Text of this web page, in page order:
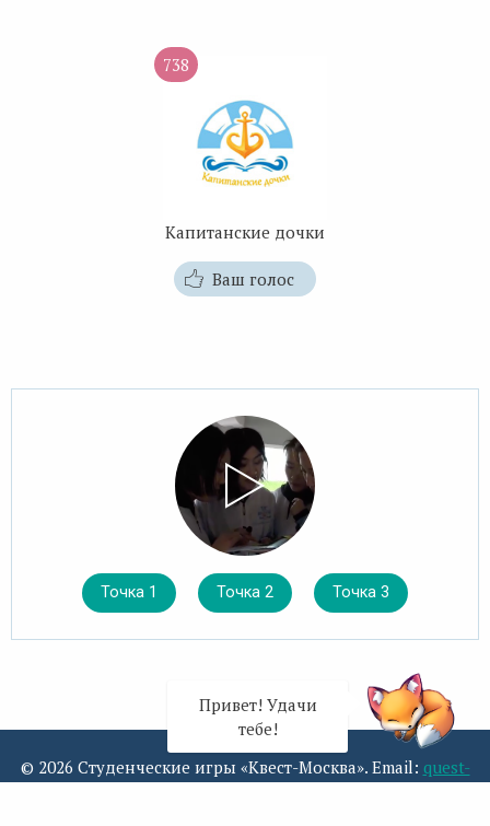
738
Капитанские дочки
Ваш голос
Точка 1 Точка 2 Точка 3
© 2026 Студенческие игры «Квест-Москва». Email: quest-
Привет! Удачи
тебе!